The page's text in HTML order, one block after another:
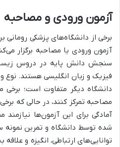
آزمون ورودی و مصاحبه
برخی از دانشگاه‌های پزشکی رومانی
آزمون ورودی یا مصاحبه برگزار
سنجش دانش پایه در دروس
فیزیک و زبان انگلیسی هستند. نوع
دانشگاه دیگر متفاوت است؛ برخی
مصاحبه تمرکز کنند، در حالی که
آمادگی برای این آزمون‌ها
شده توسط دانشگاه و تمرین نمونه
توانایی‌های ارتباطی، انگیزه و علاقه